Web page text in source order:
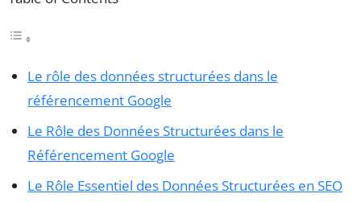
Le rôle des données structurées dans le
référencement Google
Le Rôle des Données Structurées dans le
Référencement Google
Le Rôle Essentiel des Données Structurées en SEO